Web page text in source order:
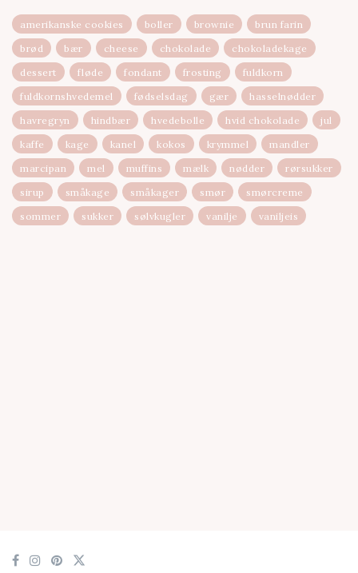
amerikanske cookies boller brownie
brun farin
brød
bær cheese chokolade
chokoladekage
dessert
fløde fondant frosting
fuldkorn
fuldkornshvedemel
fødselsdag gær
hasselnødder
havregryn
hindbær hvedebolle hvid chokolade
jul
kaffe
kage kanel kokos krymmel
mandler
marcipan
mel muffins mælk nødder
rørsukker
sirup
småkage småkager smør
smørcreme
sommer
sukker sølvkugler vanilje vaniljeis